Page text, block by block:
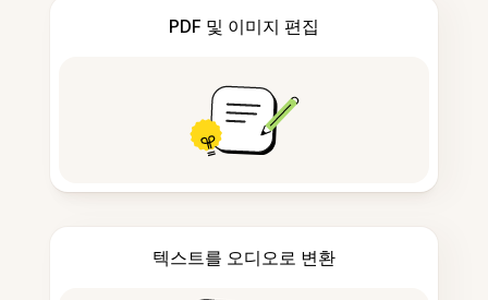
PDF 및 이미지 편집
텍스트를 오디오로 변환